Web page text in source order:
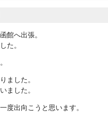
館へ出張。
た。
ました。
ました。
度出向こうと思います。